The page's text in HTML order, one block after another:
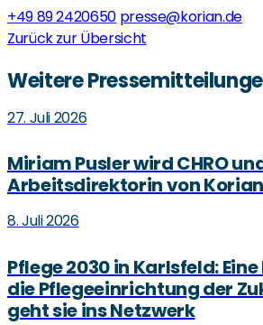
+49 89 2420650 presse@korian.de
Zurück zur Übersicht
Weitere
27. Juli 2026
Miriam Pusler wird CHRO
Arbeitsdirektorin von
8. Juli 2026
Pflege 2030 in Karlsfeld:
die Pflegeeinrichtung der
geht sie ins Netzwerk